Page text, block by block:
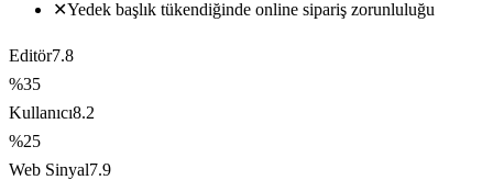
✕Yedek başlık tükendiğinde online sipariş zorunluluğu
Editör7.8
%35
Kullanıcı8.2
%25
Web Sinyal7.9